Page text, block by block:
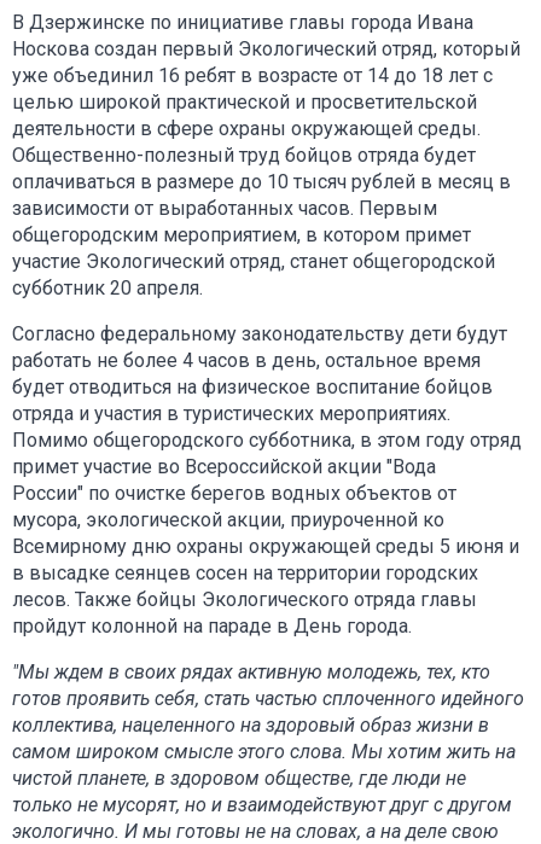
В Дзержинске по инициативе главы города Ивана
Носкова создан первый Экологический отряд, который
уже объединил 16 ребят в возрасте от 14 до 18 лет с
целью широкой практической и просветительской
деятельности в сфере охраны окружающей среды.
Общественно-полезный труд бойцов отряда будет
оплачиваться в размере до 10 тысяч рублей в месяц в
зависимости от выработанных часов. Первым
общегородским мероприятием, в котором примет
участие Экологический отряд, станет общегородской
субботник 20 апреля.
Согласно федеральному законодательству дети будут
работать не более 4 часов в день, остальное время
будет отводиться на физическое воспитание бойцов
отряда и участия в туристических мероприятиях.
Помимо общегородского субботника, в этом году отряд
примет участие во Всероссийской акции "Вода
России" по очистке берегов водных объектов от
мусора, экологической акции, приуроченной ко
Всемирному дню охраны окружающей среды 5 июня и
в высадке сеянцев сосен на территории городских
лесов. Также бойцы Экологического отряда главы
пройдут колонной на параде в День города.
"Мы ждем в своих рядах активную молодежь, тех, кто
готов проявить себя, стать частью сплоченного идейного
коллектива, нацеленного на здоровый образ жизни в
самом широком смысле этого слова. Мы хотим жить на
чистой планете, в здоровом обществе, где люди не
только не мусорят, но и взаимодействуют друг с другом
экологично. И мы готовы не на словах, а на деле свою